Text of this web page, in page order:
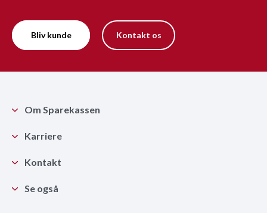
Bliv kunde Kontakt os
Om Sparekassen
Karriere
Kontakt
Se også